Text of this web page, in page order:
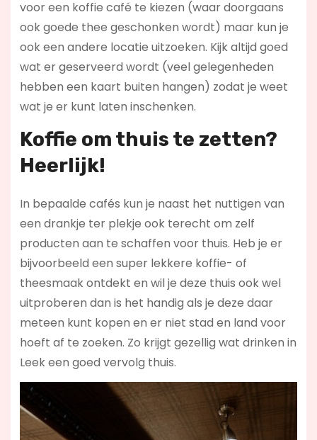
voor een koffie café te kiezen (waar doorgaans
ook goede thee geschonken wordt) maar kun je
ook een andere locatie uitzoeken. Kijk altijd goed
wat er geserveerd wordt (veel gelegenheden
hebben een kaart buiten hangen) zodat je weet
wat je er kunt laten inschenken.
Koffie om thuis te zetten?
Heerlijk!
In bepaalde cafés kun je naast het nuttigen van
een drankje ter plekje ook terecht om zelf
producten aan te schaffen voor thuis. Heb je er
bijvoorbeeld een super lekkere koffie- of
theesmaak ontdekt en wil je deze thuis ook wel
uitproberen dan is het handig als je deze daar
meteen kunt kopen en er niet stad en land voor
hoeft af te zoeken. Zo krijgt gezellig wat drinken in
Leek een goed vervolg thuis.